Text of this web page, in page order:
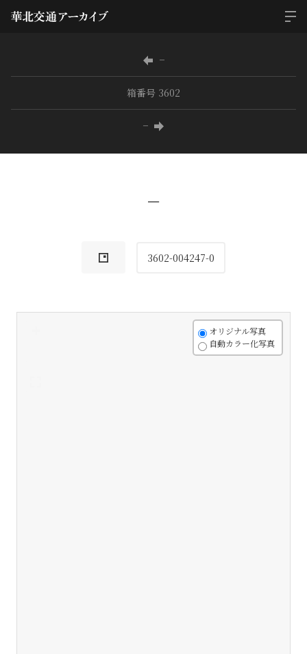
−
箱番号 3602
−
−
3602-004247-0
オリジナル写真
自動カラー化写真